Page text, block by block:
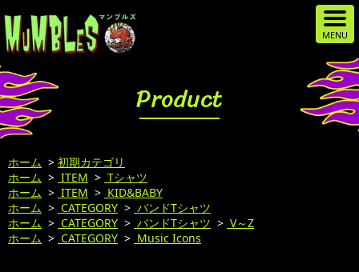
Product
ホーム > 初期カテゴリ
ホーム > ITEM > Tシャツ
ホーム > ITEM > KID&BABY
ホーム > CATEGORY > バンドTシャツ
ホーム > CATEGORY > バンドTシャツ > V～Z
ホーム > CATEGORY > Music Icons